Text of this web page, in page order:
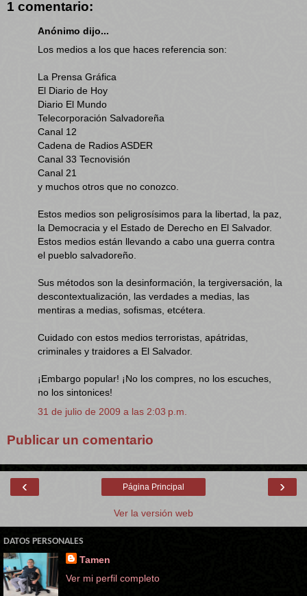
1 comentario:
Anónimo dijo...
Los medios a los que haces referencia son:
La Prensa Gráfica
El Diario de Hoy
Diario El Mundo
Telecorporación Salvadoreña
Canal 12
Cadena de Radios ASDER
Canal 33 Tecnovisión
Canal 21
y muchos otros que no conozco.
Estos medios son peligrosísimos para la libertad, la paz,
la Democracia y el Estado de Derecho en El Salvador.
Estos medios están llevando a cabo una guerra contra
el pueblo salvadoreño.
Sus métodos son la desinformación, la tergiversación, la
descontextualización, las verdades a medias, las
mentiras a medias, sofismas, etcétera.
Cuidado con estos medios terroristas, apátridas,
criminales y traidores a El Salvador.
¡Embargo popular! ¡No los compres, no los escuches,
no los sintonices!
31 de julio de 2009 a las 2:03 p.m.
Publicar un comentario
‹ ›
Página Principal
Ver la versión web
DATOS PERSONALES
Tamen
Ver mi perfil completo